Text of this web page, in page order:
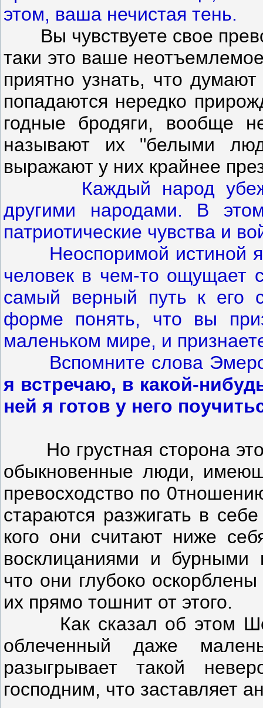
этом, ваша нечистая тень.
Вы чувствуете свое
таки это ваше
приятно узнать, что
попадаются нередко
годные бродяги, вообще
называют их "белыми
выражают у них крайнее
Каждый народ
другими народами. В
патриотические чувства и
Неоспоримой истиной
человек в чем-то ощущает
самый верный путь к его
форме понять, что вы
маленьком мире, и
Вспомните слова
я встречаю, в какой-
ней я готов у него
Но грустная сторона
обыкновенные люди,
превосходство по
стараются разжигать в
кого они считают ниже
восклицаниями и бурными
что они глубоко
их прямо тошнит от этого.
Как сказал об этом
облеченный даже
разыгрывает такой
господним, что заставляет